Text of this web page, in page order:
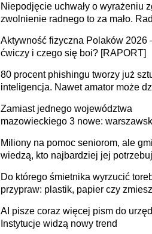
Niepodjęcie uchwały o wyrażeniu
zwolnienie radnego to za mało.
rozstrzygać sprawy
Aktywność fizyczna Polaków 2026
ćwiczy i czego się boi? [RAPORT]
80 procent phishingu tworzy już
inteligencja. Nawet amator może
Zamiast jednego województwa
mazowieckiego 3 nowe:
Europie nie ma tak dużych
stołecznych
Miliony na pomoc seniorom, ale
wiedzą, kto najbardziej jej
Do którego śmietnika wyrzucić
przypraw: plastik, papier czy
AI pisze coraz więcej pism do
Instytucje widzą nowy trend